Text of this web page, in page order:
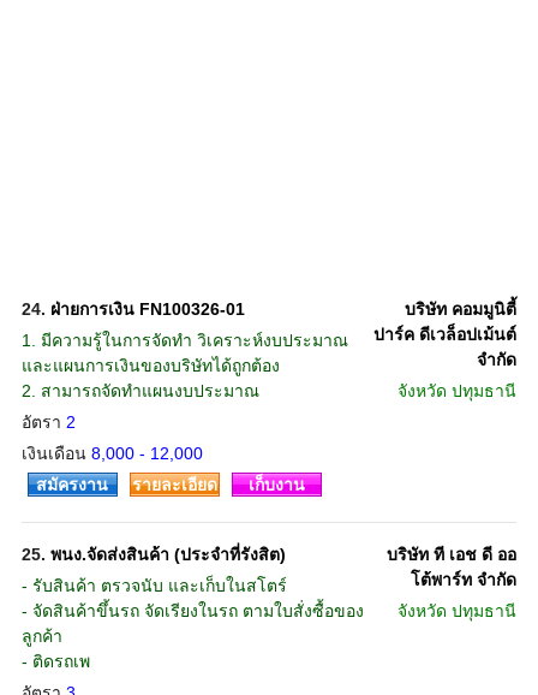
24. ฝ่ายการเงิน FN100326-01
1. มีความรู้ในการจัดทำ วิเคราะห์งบประมาณ
และแผนการเงินของบริษัทได้ถูกต้อง
2. สามารถจัดทำแผนงบประมาณ
อัตรา 2
เงินเดือน 8,000 - 12,000
บริษัท คอมมูนิตี้
ปาร์ค ดีเวล็อปเม้นต์
จำกัด
จังหวัด ปทุมธานี
สมัครงาน รายละเอียด เก็บงาน
25. พนง.จัดส่งสินค้า (ประจำที่รังสิต)
- รับสินค้า ตรวจนับ และเก็บในสโตร์
- จัดสินค้าขึ้นรถ จัดเรียงในรถ ตามใบสั่งซื้อของ
ลูกค้า
- ติดรถเพ
บริษัท ที เอช ดี ออ
โต้พาร์ท จำกัด
จังหวัด ปทุมธานี